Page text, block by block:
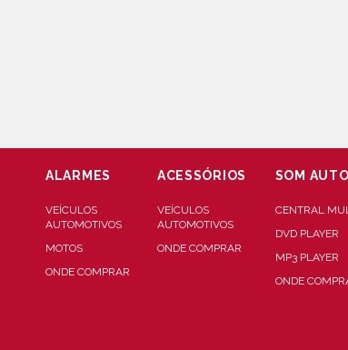
ALARMES
VEÍCULOS
AUTOMOTIVOS
MOTOS
ONDE COMPRAR
ACESSÓRIOS
VEÍCULOS
AUTOMOTIVOS
ONDE COMPRAR
SOM
CENTRAL
DVD PLAYER
MP3 PLAYER
ONDE